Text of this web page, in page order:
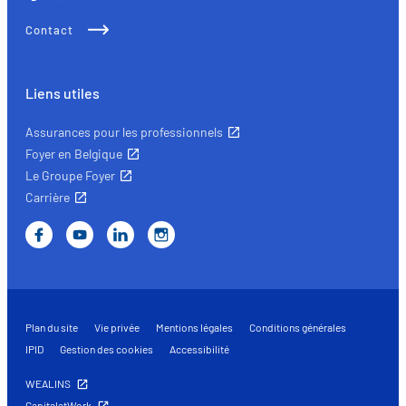
Contact
Liens utiles
Assurances pour les professionnels
Foyer en Belgique
Le Groupe Foyer
Carrière
Plan du site Vie privée Mentions légales
Conditions générales
IPID
Gestion des cookies Accessibilité
WEALINS